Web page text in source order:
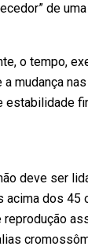
de
o tempo,
mudança
estabilidade
deve ser
acima dos